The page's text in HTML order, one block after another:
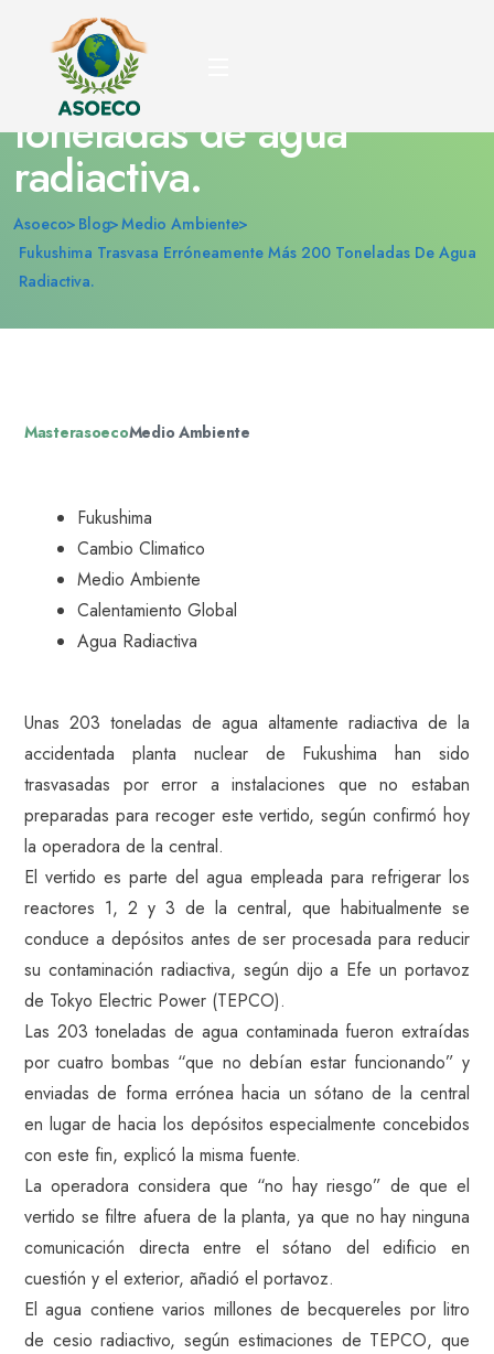
Fukushima trasvasa
erróneamente más 200
toneladas de agua
radiactiva.
Asoeco Blog Medio Ambiente
Fukushima Trasvasa Erróneamente Más 200 Toneladas De Agua
Radiactiva.
MasterasoecoMedio Ambiente
Fukushima
Cambio Climatico
Medio Ambiente
Calentamiento Global
Agua Radiactiva
Unas 203 toneladas de agua altamente radiactiva de la
accidentada planta nuclear de Fukushima han sido
trasvasadas por error a instalaciones que no estaban
preparadas para recoger este vertido, según confirmó hoy
la operadora de la central.
El vertido es parte del agua empleada para refrigerar los
reactores 1, 2 y 3 de la central, que habitualmente se
conduce a depósitos antes de ser procesada para reducir
su contaminación radiactiva, según dijo a Efe un portavoz
de Tokyo Electric Power (TEPCO).
Las 203 toneladas de agua contaminada fueron extraídas
por cuatro bombas “que no debían estar funcionando” y
enviadas de forma errónea hacia un sótano de la central
en lugar de hacia los depósitos especialmente concebidos
con este fin, explicó la misma fuente.
La operadora considera que “no hay riesgo” de que el
vertido se filtre afuera de la planta, ya que no hay ninguna
comunicación directa entre el sótano del edificio en
cuestión y el exterior, añadió el portavoz.
El agua contiene varios millones de becquereles por litro
de cesio radiactivo, según estimaciones de TEPCO, que